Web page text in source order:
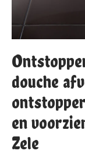
douche
en
Zele